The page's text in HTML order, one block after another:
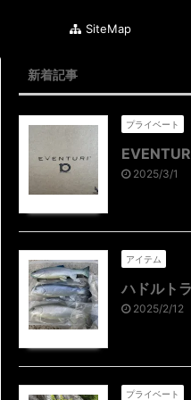
SiteMap
新着記事
プライベート
2025/3/1
アイテム
ハドルト
2025/2/12
プライベート